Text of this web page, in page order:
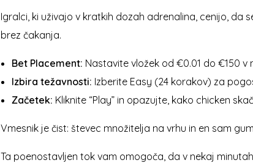
Igralci, ki uživajo v kratkih dozah adrenalina, cenijo,
brez čakanja.
Bet Placement: Nastavite vložek od €0.01 do €150 v
Izbira težavnosti: Izberite Easy (24 korakov) za
Začetek: Kliknite “Play” in opazujte, kako chicken
Vmesnik je čist: števec množitelja na vrhu in en sam
Ta poenostavljen tok vam omogoča, da v nekaj